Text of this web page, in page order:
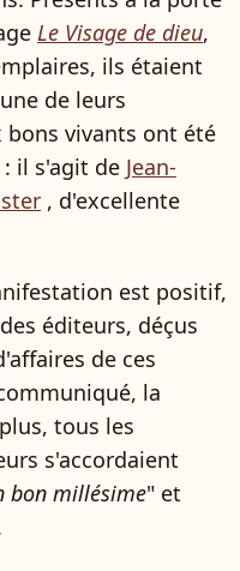
Le Visage de dieu,
ils étaient
de leurs
vivants ont été
il s'agit de Jean-
, d'excellente
est positif,
éditeurs, déçus
de ces
la
tous les
s'accordaient
bon millésime" et